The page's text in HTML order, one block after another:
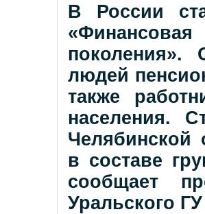
В России
поколения».
людей
также
населения.
Челябинской
в составе
сообщает
Уральского